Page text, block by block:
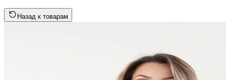
Назад к товарам